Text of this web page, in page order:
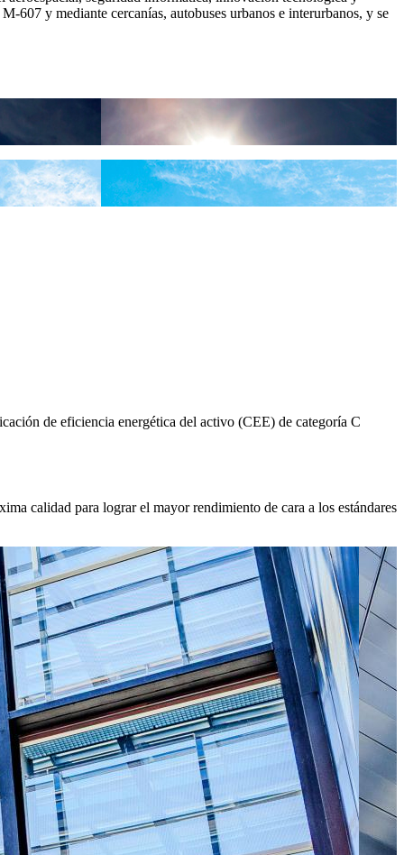
607 y mediante cercanías, autobuses urbanos e interurbanos, y se
de eficiencia energética del activo (CEE) de categoría C
calidad para lograr el mayor rendimiento de cara a los estándares